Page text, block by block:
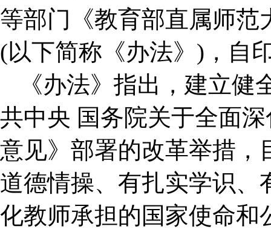
等部门《教育部直属师范
(以下简称《办法》)，自
《办法》指出，建立
共中央 国务院关于全面
意见》部署的改革举措，
道德情操、有扎实学识、
化教师承担的国家使命和